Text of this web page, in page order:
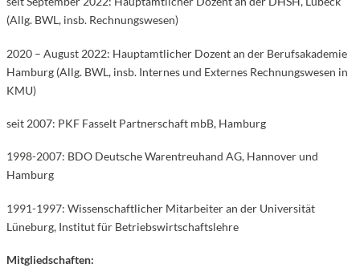
(Allg. BWL, insb. Rechnungswesen)
2020 – August 2022: Hauptamtlicher Dozent an der Berufsakademie
Hamburg (Allg. BWL, insb. Internes und Externes Rechnungswesen in
KMU)
seit 2007: PKF Fasselt Partnerschaft mbB, Hamburg
1998-2007: BDO Deutsche Warentreuhand AG, Hannover und
Hamburg
1991-1997: Wissenschaftlicher Mitarbeiter an der Universität
Lüneburg, Institut für Betriebswirtschaftslehre
Mitgliedschaften: